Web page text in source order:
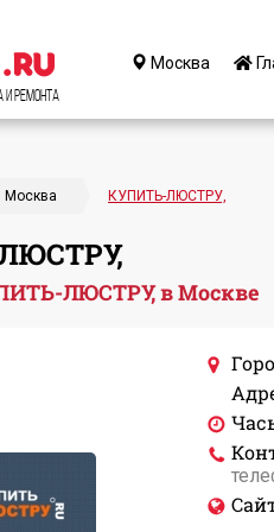
и ремонта
Москва
Москва КУПИТЬ-ЛЮСТРУ,
ЛЮСТРУ, в Москве